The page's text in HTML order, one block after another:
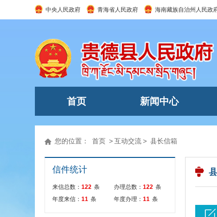
中央人民政府 青海省人民政府 海南藏族自治州人民政
首页 新闻中心
您的位置： 首页 >互动交流> 县长信箱
信件统计
来信总数： 122 条 办理总数： 122 条
年度来信： 11 条 年度办理： 11 条